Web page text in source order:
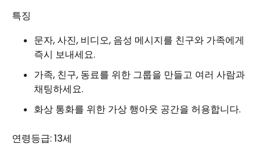
특징
문자, 사진, 비디오, 음성 메시지를 친구와 가족에게
즉시 보내세요.
가족, 친구, 동료를 위한 그룹을 만들고 여러 사람과
채팅하세요.
화상 통화를 위한 가상 행아웃 공간을 허용합니다.
연령등급: 13세